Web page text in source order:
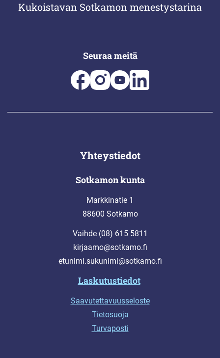
Kukoistavan Sotkamon menestystarina
Seuraa meitä
Yhteystiedot
Sotkamon kunta
Markkinatie 1
88600 Sotkamo
Vaihde (08) 615 5811
kirjaamo@sotkamo.fi
etunimi.sukunimi@sotkamo.fi
Laskutustiedot
Saavutettavuusseloste
Tietosuoja
Turvaposti